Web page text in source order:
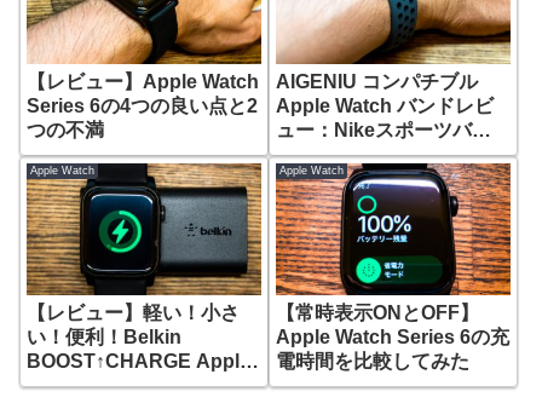
【レビュー】Apple Watch
Series 6の4つの良い点と2
つの不満
AIGENIU コンパチブル
Apple Watch バンドレビ
ュー：Nikeスポーツバン
ドの代わりになりそう
Apple Watch
【レビュー】軽い！小さ
い！便利！Belkin
BOOST↑CHARGE Apple
Watch用モバイルバッテリ
Apple Watch
【常時表示ONとOFF】
Apple Watch Series 6の充
電時間を比較してみた